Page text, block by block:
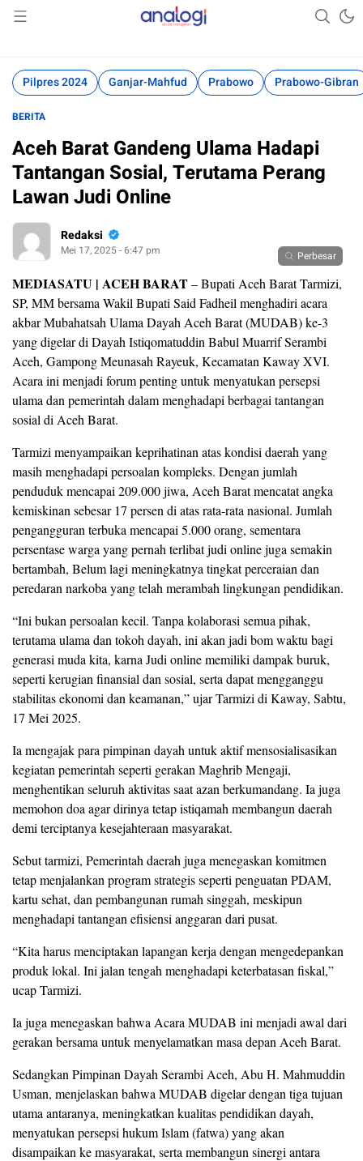
Analogi
Akurat Mengabari
Pilpres 2024 Ganjar-Mahfud Prabowo Prabowo-Gibran
BERITA
Aceh Barat Gandeng Ulama Hadapi
Tantangan Sosial, Terutama Perang
Lawan Judi Online
Redaksi
Mei 17, 2025 - 6:47 pm Perbesar
MEDIASATU | ACEH BARAT– Bupati Aceh Barat Tarmizi,
SP, MM bersama Wakil Bupati Said Fadheil menghadiri acara
akbar Mubahatsah Ulama Dayah Aceh Barat (MUDAB) ke-3
yang digelar di Dayah Istiqomatuddin Babul Muarrif Serambi
Aceh, Gampong Meunasah Rayeuk, Kecamatan Kaway XVI.
Acara ini menjadi forum penting untuk menyatukan persepsi
ulama dan pemerintah dalam menghadapi berbagai tantangan
sosial di Aceh Barat.
Tarmizi menyampaikan keprihatinan atas kondisi daerah yang
masih menghadapi persoalan kompleks. Dengan jumlah
penduduk mencapai 209.000 jiwa, Aceh Barat mencatat angka
kemiskinan sebesar 17 persen di atas rata-rata nasional. Jumlah
pengangguran terbuka mencapai 5.000 orang, sementara
persentase warga yang pernah terlibat judi online juga semakin
bertambah, Belum lagi meningkatnya tingkat perceraian dan
peredaran narkoba yang telah merambah lingkungan pendidikan.
“Ini bukan persoalan kecil. Tanpa kolaborasi semua pihak,
terutama ulama dan tokoh dayah, ini akan jadi bom waktu bagi
generasi muda kita, karna Judi online memiliki dampak buruk,
seperti kerugian finansial dan sosial, serta dapat mengganggu
stabilitas ekonomi dan keamanan,” ujar Tarmizi di Kaway, Sabtu,
17 Mei 2025.
Ia mengajak para pimpinan dayah untuk aktif mensosialisasikan
kegiatan pemerintah seperti gerakan Maghrib Mengaji,
menghentikan seluruh aktivitas saat azan berkumandang. Ia juga
memohon doa agar dirinya tetap istiqamah membangun daerah
demi terciptanya kesejahteraan masyarakat.
Sebut tarmizi, Pemerintah daerah juga menegaskan komitmen
tetap menjalankan program strategis seperti penguatan PDAM,
kartu sehat, dan pembangunan rumah singgah, meskipun
menghadapi tantangan efisiensi anggaran dari pusat.
“Kita harus menciptakan lapangan kerja dengan mengedepankan
produk lokal. Ini jalan tengah menghadapi keterbatasan fiskal,”
ucap Tarmizi.
Ia juga menegaskan bahwa Acara MUDAB ini menjadi awal dari
gerakan bersama untuk menyelamatkan masa depan Aceh Barat.
Sedangkan Pimpinan Dayah Serambi Aceh, Abu H. Mahmuddin
Usman, menjelaskan bahwa MUDAB digelar dengan tiga tujuan
utama antaranya, meningkatkan kualitas pendidikan dayah,
menyatukan persepsi hukum Islam (fatwa) yang akan
disampaikan ke masyarakat, serta membangun sinergi antara